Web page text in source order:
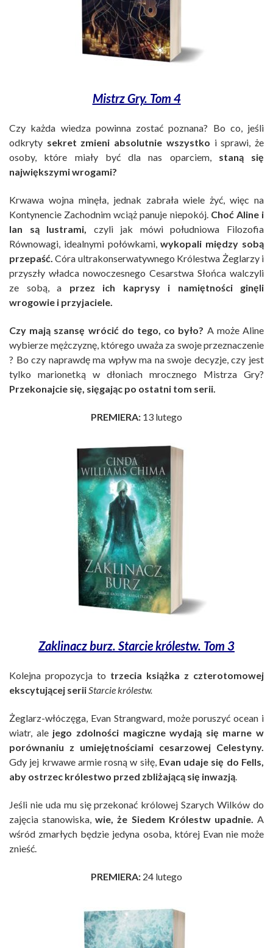
Mistrz Gry. Tom 4
Czy każda wiedza powinna zostać poznana? Bo co, jeśli
odkryty sekret zmieni absolutnie wszystko i sprawi, że
osoby, które miały być dla nas oparciem, staną się
największymi wrogami?
Krwawa wojna minęła, jednak zabrała wiele żyć, więc na
Kontynencie Zachodnim wciąż panuje niepokój.Choć Aline i
Ian są lustrami, czyli jak mówi południowa Filozofia
Równowagi, idealnymi połówkami,wykopali między sobą
przepaść. Córa ultrakonserwatywnego Królestwa Żeglarzy i
przyszły władca nowoczesnego Cesarstwa Słońca walczyli
ze sobą, a przez ich kaprysy i namiętności ginęli
wrogowie i przyjaciele.
Czy mają szansę wrócić do tego, co było? A może Aline
wybierze mężczyznę, którego uważa za swoje przeznaczenie
? Bo czy naprawdę ma wpływ ma na swoje decyzje, czy jest
tylko marionetką w dłoniach mrocznego Mistrza Gry?
Przekonajcie się, sięgając po ostatni tom serii.
PREMIERA: 13 lutego
Zaklinacz burz. Starcie królestw. Tom 3
Kolejna propozycja to trzecia książka z czterotomowej
ekscytującej seriiStarcie królestw.
Żeglarz-włóczęga, Evan Strangward, może poruszyć ocean i
wiatr, alejego zdolności magiczne wydają się marne w
porównaniu z umiejętnościami cesarzowej Celestyny.
Gdy jej krwawe armie rosną w siłę, Evan udaje się do Fells,
aby ostrzec królestwo przed zbliżającą się inwazją.
Jeśli nie uda mu się przekonać królowej Szarych Wilków do
zajęcia stanowiska,wie, że Siedem Królestw upadnie. A
wśród zmarłych będzie jedyna osoba, której Evan nie może
znieść.
PREMIERA: 24 lutego